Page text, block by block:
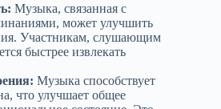
Музыка, связанная с
может улучшить
Участникам, слушающим
быстрее извлекать
Музыка способствует
что улучшает общее